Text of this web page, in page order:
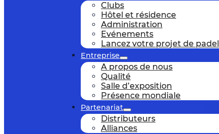
Clubs
Hôtel et résidence
Administration
Evénements
Lancez votre projet de padel
Entreprise
A propos de nous
Qualité
Salle d’exposition
Présence mondiale
Partenariat
Distributeurs
Alliances